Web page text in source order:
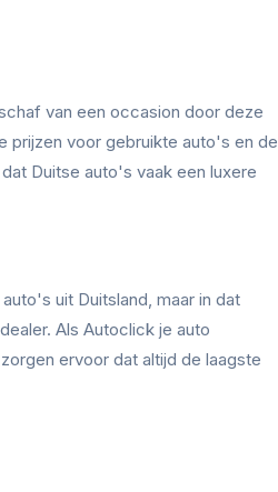
van een occasion door deze
prijzen voor gebruikte auto's en de
Duitse auto's vaak een luxere
uit Duitsland, maar in dat
Als Autoclick je auto
ervoor dat altijd de laagste